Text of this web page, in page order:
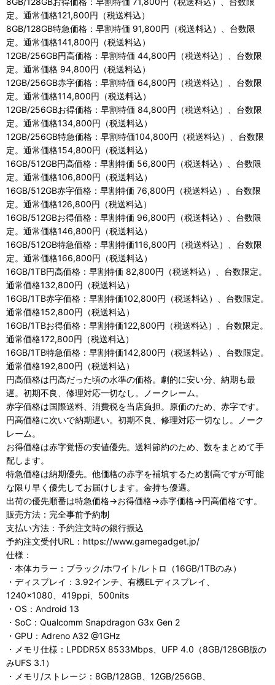
定。通常価格121,800円（税送料込）
8GB/128GB特急価格：早割特価 91,800円（税送料込）、台数限
定。通常価格141,800円（税送料込）
12GB/256GB円高価格：早割特価 44,800円（税送料込）、台数限
定。通常価格 94,800円（税送料込）
12GB/256GB赤字価格：早割特価 64,800円（税送料込）、台数限
定。通常価格114,800円（税送料込）
12GB/256GBお得価格：早割特価 84,800円（税送料込）、台数限
定。通常価格134,800円（税送料込）
12GB/256GB特急価格：早割特価104,800円（税送料込）、台数限
定。通常価格154,800円（税送料込）
16GB/512GB円高価格：早割特価 56,800円（税送料込）、台数限
定。通常価格106,800円（税送料込）
16GB/512GB赤字価格：早割特価 76,800円（税送料込）、台数限
定。通常価格126,800円（税送料込）
16GB/512GBお得価格：早割特価 96,800円（税送料込）、台数限
定。通常価格146,800円（税送料込）
16GB/512GB特急価格：早割特価116,800円（税送料込）、台数限
定。通常価格166,800円（税送料込）
16GB/1TB円高価格：早割特価 82,800円（税送料込）、台数限定。
通常価格132,800円（税送料込）
16GB/1TB赤字価格：早割特価102,800円（税送料込）、台数限定。
通常価格152,800円（税送料込）
16GB/1TBお得価格：早割特価122,800円（税送料込）、台数限定。
通常価格172,800円（税送料込）
16GB/1TB特急価格：早割特価142,800円（税送料込）、台数限定。
通常価格192,800円（税送料込）
円高価格は円高だった頃の水準の価格。劇的に安い分、納期も最
遅。初期不良、修理対応一切なし。ノークレーム。
赤字価格は国際送料、消費税を当店負担。原価のため、赤字です。
円高価格に次いで納期遅い。初期不良、修理対応一切なし。ノーク
レーム。
お得価格は赤字覚悟の安値優先。送料節約のため、数をまとめて手
配します。
特急価格は納期優先。他価格の赤字を補填するため割高ですが可能
な限り早く優先してお届けします。金持ち優遇。
出荷の優先順番は特急価格→お得価格→赤字価格→円高価格です。
販売方法：完全事前予約制
支払い方法：予約注文時の銀行振込
予約注文受付URL：https://www.gamegadget.jp/
仕様：
・本体カラー：ブラック/ホワイト/レトロ（16GB/1TBのみ）
・ディスプレイ：3.92インチ、有機ELディスプレイ、
1240×1080、419ppi、500nits
・OS：Android 13
・SoC：Qualcomm Snapdragon G3x Gen 2
・GPU：Adreno A32 @1GHz
・メモリ仕様：LPDDR5X 8533Mbps、UFP 4.0（8GB/128GB版の
みUFS 3.1）
・メモリ/ストレージ：8GB/128GB、12GB/256GB、